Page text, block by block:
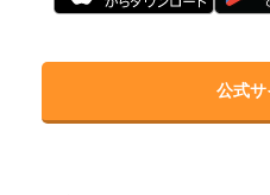
公式